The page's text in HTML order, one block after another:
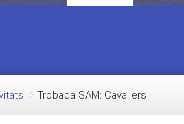
Trobada SAM: Cavallers